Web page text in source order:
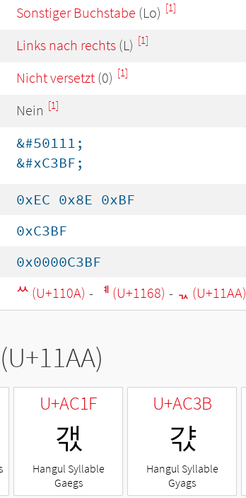
Sonstiger Buchstabe (Lo) [1]
Links nach rechts (L) [1]
Nicht versetzt (0) [1]
Nein [1]
&#50111;
&#xC3BF;
0xEC 0x8E 0xBF
0xC3BF
0x0000C3BF
ᄊ (U+110A) - ᅨ (U+1168) - ᆪ (U+11AA)
U+AC1F
갟
Hangul Syllable
Gaegs
U+AC3B
갻
Hangul Syllable
Gyags